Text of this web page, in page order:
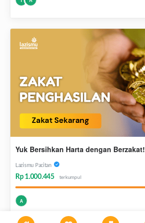
Yuk Bersihkan Harta dengan Berzakat!
Lazismu Pacitan
Rp 1.000.445 terkumpul
A